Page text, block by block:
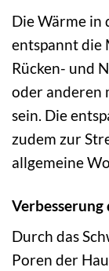
Die Wärme in
entspannt die
Rücken- und
oder anderen
sein. Die
zudem zur
allgemeine
Verbesserung
Durch das
Poren der